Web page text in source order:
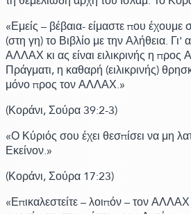
«Εμείς – βέβαια- είμαστε που έχουμε
(στη γη)το Βιβλίο με την Αλήθεια. Γι'
ΑΛΛΑΧ κι ας είναι ειλικρινής η προς
Πράγματι, η καθαρή (ειλικρινής)
μόνο προς τον ΑΛΛΑΧ.»
(Κοράνι,Σούρα 39:2-3)
«Ο Κύριός σου έχει θεσπίσει να μη
Εκείνον.»
(Κοράνι,Σούρα 17:23)
«Επικαλεστείτε – λοιπόν – τον ΑΛΛΑΧ